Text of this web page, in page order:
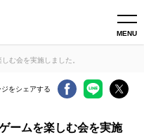
MENU
む会を実施しました。
ジをシェアする
ームを楽しむ会を実施